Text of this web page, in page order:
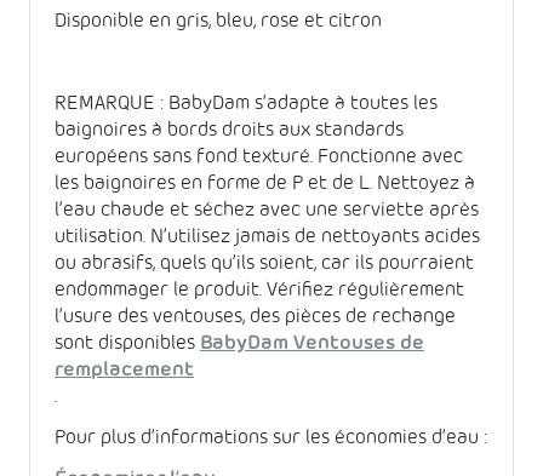
Disponible en gris, bleu, rose et citron
REMARQUE : BabyDam s’adapte à toutes les
baignoires à bords droits aux standards
européens sans fond texturé. Fonctionne avec
les baignoires en forme de P et de L. Nettoyez à
l’eau chaude et séchez avec une serviette après
utilisation. N’utilisez jamais de nettoyants acides
ou abrasifs, quels qu’ils soient, car ils pourraient
endommager le produit. Vérifiez régulièrement
l’usure des ventouses, des pièces de rechange
sont disponibles BabyDam Ventouses de
remplacement
.
Pour plus d’informations sur les économies d’eau :